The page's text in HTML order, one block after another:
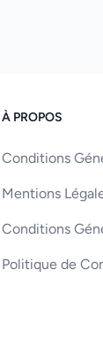
À PROPOS
Conditions
Mentions
Conditions
Politique de